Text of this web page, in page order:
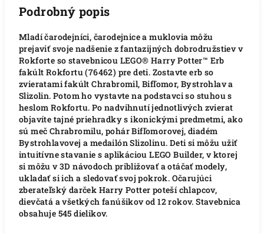
Podrobný popis
Mladí čarodejníci, čarodejnice a muklovia môžu
prejaviť svoje nadšenie z fantazijných dobrodružstiev v
Rokforte so stavebnicou LEGO® Harry Potter™ Erb
fakúlt Rokfortu (76462) pre deti. Zostavte erb so
zvieratami fakúlt Chrabromil, Bifľomor, Bystrohlav a
Slizolin. Potom ho vystavte na podstavci so stuhou s
heslom Rokfortu. Po nadvihnutí jednotlivých zvierat
objavíte tajné priehradky s ikonickými predmetmi, ako
sú meč Chrabromilu, pohár Bifľomorovej, diadém
Bystrohlavovej a medailón Slizolinu. Deti si môžu užiť
intuitívne stavanie s aplikáciou LEGO Builder, v ktorej
si môžu v 3D návodoch približovať a otáčať modely,
ukladať si ich a sledovať svoj pokrok. Očarujúci
zberateľský darček Harry Potter poteší chlapcov,
dievčatá a všetkých fanúšikov od 12 rokov. Stavebnica
obsahuje 545 dielikov.